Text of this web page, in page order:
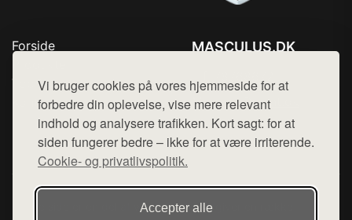
Vi bruger cookies på vores hjemmeside for at
forbedre din oplevelse, vise mere relevant
indhold og analysere trafikken. Kort sagt: for at
siden fungerer bedre – ikke for at være irriterende.
Cookie- og privatlivspolitik.
Accepter alle
Forside
Top Rabatter
Kontakt
MASCULUS.DK
Mail: hej@want.dk
Cookie- og privatlivspolitik
Denne side er en del af want.dk, der udgiver en række